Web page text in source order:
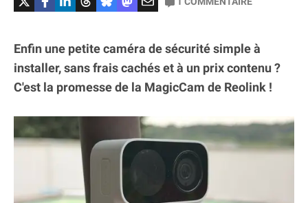
Enfin une petite caméra de sécurité simple à
installer, sans frais cachés et à un prix contenu ?
C'est la promesse de la MagicCam de Reolink !